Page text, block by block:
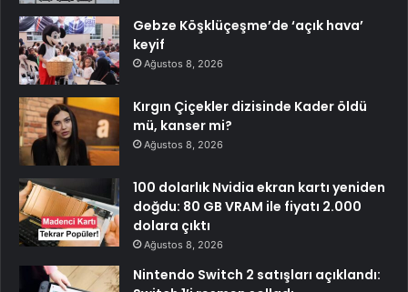
Gebze Köşklüçeşme’de ‘açık hava’
keyif
Ağustos 8, 2026
Kırgın Çiçekler dizisinde Kader öldü
mü, kanser mi?
Ağustos 8, 2026
100 dolarlık Nvidia ekran kartı yeniden
doğdu: 80 GB VRAM ile fiyatı 2.000
dolara çıktı
Ağustos 8, 2026
Nintendo Switch 2 satışları açıklandı: